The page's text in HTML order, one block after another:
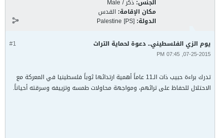
الجنس: ذكر / Male
مكان الإقامة: القدس
الدولة: Palestine [PS]
#1 يوم الزي الفلسطيني.. دعوة لحماية التراث
07-25-2015, 07:45 PM
تدرك براءة حبيب ذات الـ11 عاماً أهمية ارتدائها ثوباً فلسطينيا في المعركة مع
الاحتلال للحفاظ على تراثهم، ومواجهة محاولات طمسه وتزييفه وسرقته أحياناً.